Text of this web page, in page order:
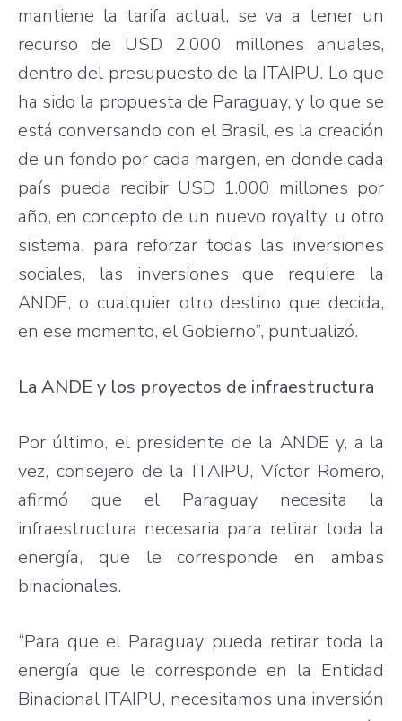
mantiene la tarifa actual, se va a tener un
recurso de USD 2.000 millones anuales,
dentro del presupuesto de la ITAIPU. Lo que
ha sido la propuesta de Paraguay, y lo que se
está conversando con el Brasil, es la creación
de un fondo por cada margen, en donde cada
país pueda recibir USD 1.000 millones por
año, en concepto de un nuevo royalty, u otro
sistema, para reforzar todas las inversiones
sociales, las inversiones que requiere la
ANDE, o cualquier otro destino que decida,
en ese momento, el Gobierno”, puntualizó.
La ANDE y los proyectos de infraestructura
Por último, el presidente de la ANDE y, a la
vez, consejero de la ITAIPU, Víctor Romero,
afirmó que el Paraguay necesita la
infraestructura necesaria para retirar toda la
energía, que le corresponde en ambas
binacionales.
“Para que el Paraguay pueda retirar toda la
energía que le corresponde en la Entidad
Binacional ITAIPU, necesitamos una inversión